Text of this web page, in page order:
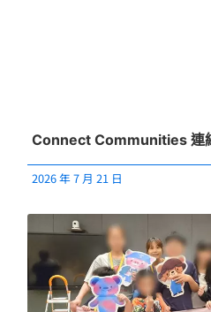
Connect Communities 連
2026 年 7 月 21 日